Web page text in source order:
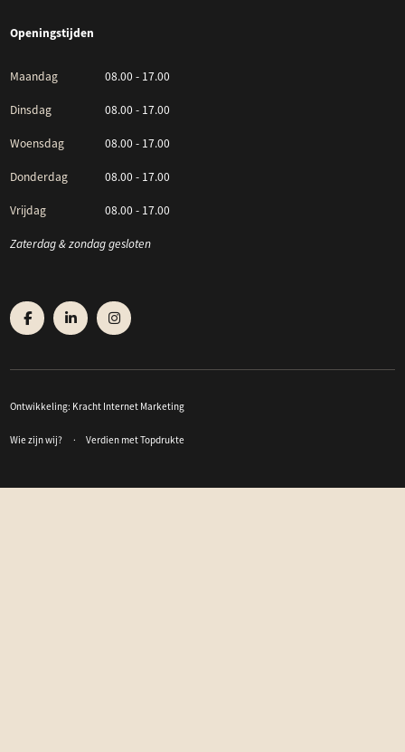
Openingstijden
Maandag 08.00 - 17.00
Dinsdag 08.00 - 17.00
Woensdag 08.00 - 17.00
Donderdag 08.00 - 17.00
Vrijdag 08.00 - 17.00
Zaterdag & zondag gesloten
Ontwikkeling: Kracht Internet Marketing
Wie zijn wij? Verdien met Topdrukte